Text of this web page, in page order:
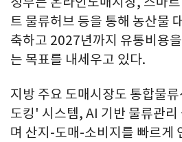
트 물류허브 등을 통해 농산물
축하고 2027년까지 유통비용
는 목표를 내세우고 있다.
지방 주요 도매시장도 통합물
도킹' 시스템, AI 기반 물류관
며 산지-도매-소비지를 빠르게